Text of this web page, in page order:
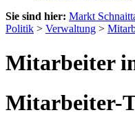
Sie sind hier: Markt
Politik > Verwaltung >
Mitarbeiter
Mitarbeiter-